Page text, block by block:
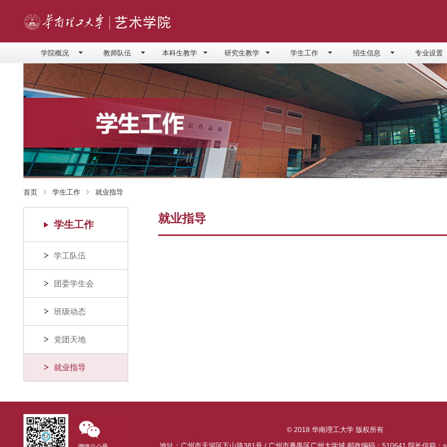
学院概况 教师队伍 本科生教学 研究生教学 学生工作 招生信息 专业设置
首页 学生工作 就业指导
学生工作
学工队伍
团委学生会
班级动态
党团天地
就业指导
就业指导
© 2018 华南理工大学 版权所有